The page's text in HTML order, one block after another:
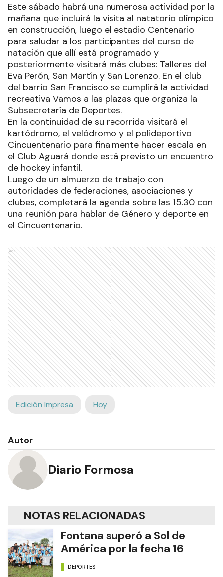
Este sábado habrá una numerosa actividad por la
mañana que incluirá la visita al natatorio olímpico
en construcción, luego el estadio Centenario
para saludar a los participantes del curso de
natación que allí está programado y
posteriormente visitará más clubes: Talleres del
Eva Perón, San Martín y San Lorenzo. En el club
del barrio San Francisco se cumplirá la actividad
recreativa Vamos a las plazas que organiza la
Subsecretaría de Deportes.
En la continuidad de su recorrida visitará el
kartódromo, el velódromo y el polideportivo
Cincuentenario para finalmente hacer escala en
el Club Aguará donde está previsto un encuentro
de hockey infantil.
Luego de un almuerzo de trabajo con
autoridades de federaciones, asociaciones y
clubes, completará la agenda sobre las 15.30 con
una reunión para hablar de Género y deporte en
el Cincuentenario.
Ads
Edición Impresa Hoy
Autor
Diario Formosa
NOTAS RELACIONADAS
Fontana superó a Sol de
América por la fecha 16
DEPORTES